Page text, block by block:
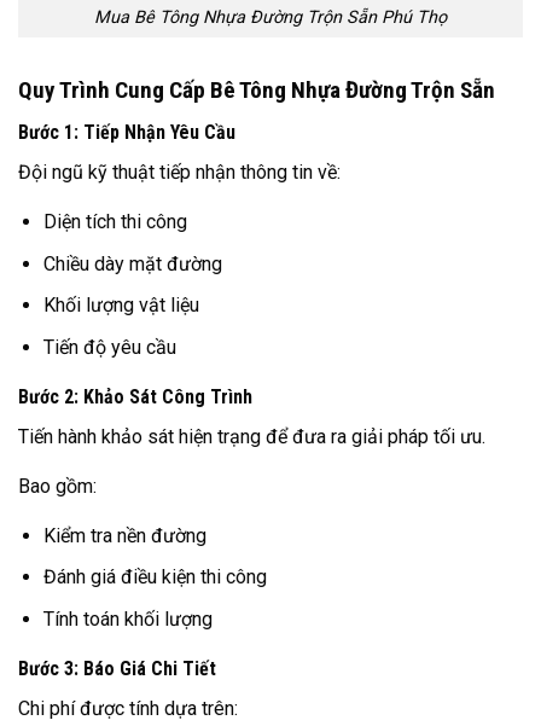
Mua Bê Tông Nhựa Đường Trộn Sẵn Phú Thọ
Quy Trình Cung Cấp Bê Tông Nhựa Đường Trộn Sẵn
Bước 1: Tiếp Nhận Yêu Cầu
Đội ngũ kỹ thuật tiếp nhận thông tin về:
Diện tích thi công
Chiều dày mặt đường
Khối lượng vật liệu
Tiến độ yêu cầu
Bước 2: Khảo Sát Công Trình
Tiến hành khảo sát hiện trạng để đưa ra giải pháp tối ưu.
Bao gồm:
Kiểm tra nền đường
Đánh giá điều kiện thi công
Tính toán khối lượng
Bước 3: Báo Giá Chi Tiết
Chi phí được tính dựa trên: